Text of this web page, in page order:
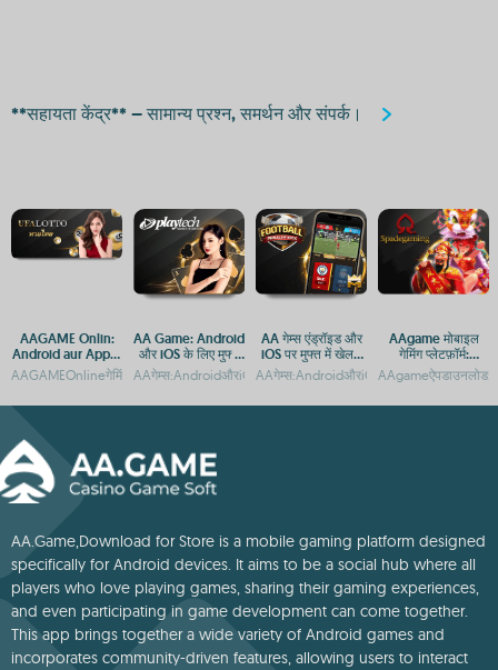
**सहायता केंद्र** – सामान्य प्रश्न, समर्थन और संपर्क।
AAGAME Onlin:
Android aur Apple
ke liye APP aur
APK एक्सेस
AA Game: Android
और iOS के लिए मुफ्त
डाउनलोड और प्ले गाइड
AA गेम्स एंड्रॉइड और
iOS पर मुफ्त में खेलने
के लिए डाउनलोड करें
AAgame मोबाइल
गेमिंग प्लेटफ़ॉर्म:
Android और iOS पर
डाउनलोड व एक्सेस
AA.Game,Download for Store is a mobile gaming platform designed
specifically for Android devices. It aims to be a social hub where all
players who love playing games, sharing their gaming experiences,
and even participating in game development can come together.
This app brings together a wide variety of Android games and
incorporates community-driven features, allowing users to interact